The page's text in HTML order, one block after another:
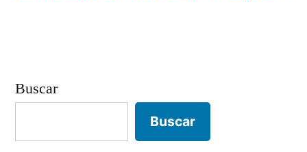
Buscar
Buscar